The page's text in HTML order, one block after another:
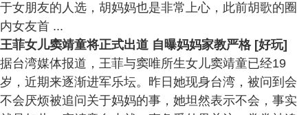
于女朋友的人选，胡妈妈也是非常上心，此前胡歌的圈
内女友首 ...
王菲女儿窦靖童将正式出道 自曝妈妈家教严格 [好玩]
据台湾媒体报道，王菲与窦唯所生女儿窦靖童已经19
岁，近期来逐渐进军乐坛。昨日她现身台湾，被问到会
不会厌烦被追问关于妈妈的事，她坦然表示不会，事实